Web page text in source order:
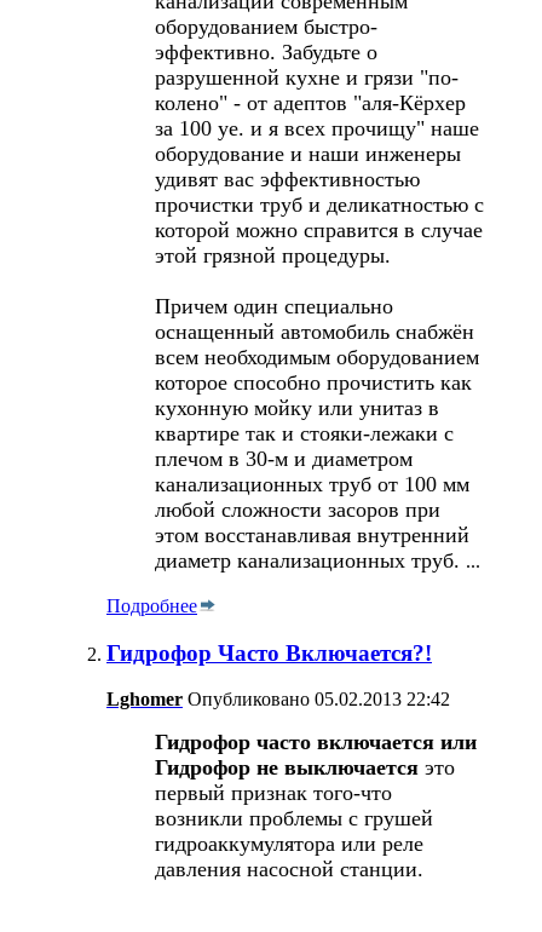
оборудованием быстро-
эффективно. Забудьте о
разрушенной кухне и грязи "по-
колено" - от адептов "аля-Кёрхер
за 100 уе. и я всех прочищу" наше
оборудование и наши инженеры
удивят вас эффективностью
прочистки труб и деликатностью с
которой можно справится в случае
этой грязной процедуры.
Причем один специально
оснащенный автомобиль снабжён
всем необходимым оборудованием
которое способно прочистить как
кухонную мойку или унитаз в
квартире так и стояки-лежаки с
плечом в 30-м и диаметром
канализационных труб от 100 мм
любой сложности засоров при
этом восстанавливая внутренний
диаметр канализационных труб. ...
Подробнее
Гидрофор Часто Включается?!
Lghomer Опубликовано 05.02.2013 22:42
Гидрофор часто включается или
Гидрофор не выключается это
первый признак того-что
возникли проблемы с грушей
гидроаккумулятора или реле
давления насосной станции.